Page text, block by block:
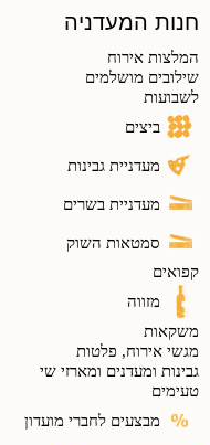
חנות המעדניה
המלצות אירוח
שילובים מושלמים
לשבועות
ביצים
מעדניית גבינות
מעדניית בשרים
סמטאות השוק
קפואים
מזווה
משקאות
מגשי אירוח, פלטות
גבינות ומעדנים ומארזי שי
טעימים
מבצעים לחברי מועדון